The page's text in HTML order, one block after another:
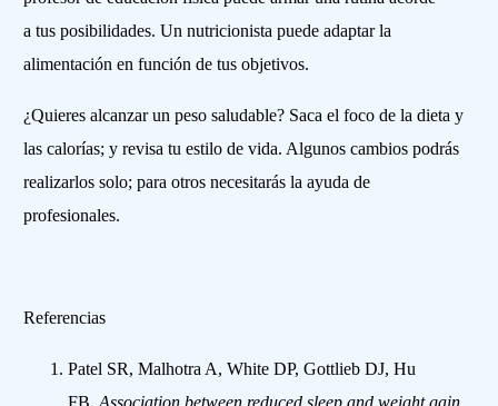
a tus posibilidades. Un nutricionista puede adaptar la
alimentación en función de tus objetivos.
¿Quieres alcanzar un peso saludable? Saca el foco de la dieta y
las calorías; y revisa tu estilo de vida. Algunos cambios podrás
realizarlos solo; para otros necesitarás la ayuda de
profesionales.
Referencias
Patel SR, Malhotra A, White DP, Gottlieb DJ, Hu